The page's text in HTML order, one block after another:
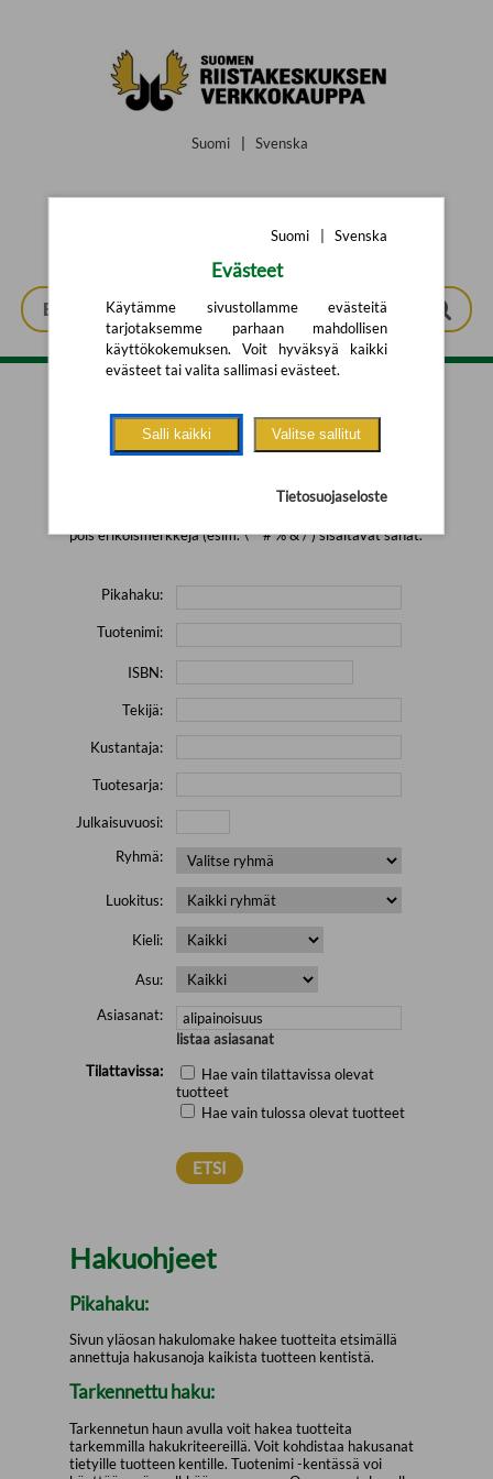
Suomi Svenska
Tarkennettu haku
pois erikoismerkkejä (esim. \' " # % & / ) sisältävät sanat.
Pikahaku:
Tuotenimi:
ISBN:
Tekijä:
Kustantaja:
Tuotesarja:
Julkaisuvuosi:
Ryhmä:
Luokitus:
Kieli:
Asu:
Asiasanat:
listaa asiasanat
Tilattavissa:
Hae vain tilattavissa olevat
tuotteet
Hae vain tulossa olevat tuotteet
Hakuohjeet
Pikahaku:
Sivun yläosan hakulomake hakee tuotteita etsimällä
annettuja hakusanoja kaikista tuotteen kentistä.
Tarkennettu haku:
Tarkennetun haun avulla voit hakea tuotteita
tarkemmilla hakukriteereillä. Voit kohdistaa hakusanat
tietyille tuotteen kentille. Tuotenimi -kentässä voi
Suomi Svenska
Evästeet
Käytämme sivustollamme evästeitä
tarjotaksemme parhaan mahdollisen
käyttökokemuksen. Voit hyväksyä kaikki
evästeet tai valita sallimasi evästeet.
Salli kaikki Valitse sallitut
Tietosuojaseloste